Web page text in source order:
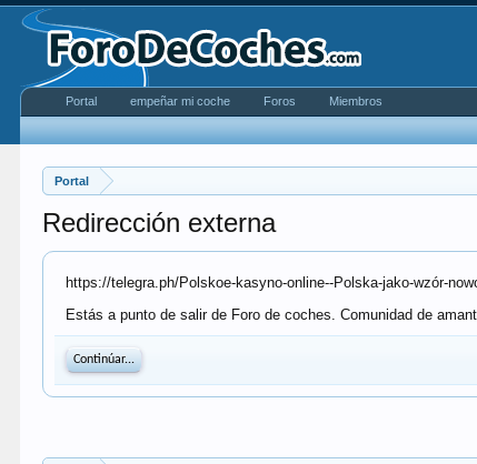
Portal
Redirección externa
https://telegra.ph/Polskoe-kasyno-online--Polska-jako-wzór-
Estás a punto de salir de Foro de coches. Comunidad de
Continúar...
Portal empeñar mi coche Foros Miembros